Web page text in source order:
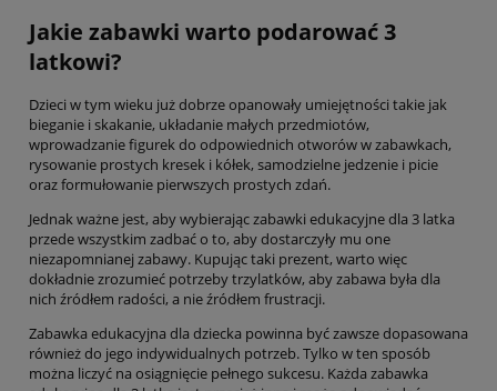
Jakie zabawki warto podarować 3
latkowi?
Dzieci w tym wieku już dobrze opanowały umiejętności takie jak
bieganie i skakanie, układanie małych przedmiotów,
wprowadzanie figurek do odpowiednich otworów w zabawkach,
rysowanie prostych kresek i kółek, samodzielne jedzenie i picie
oraz formułowanie pierwszych prostych zdań.
Jednak ważne jest, aby wybierając zabawki edukacyjne dla 3 latka
przede wszystkim zadbać o to, aby dostarczyły mu one
niezapomnianej zabawy. Kupując taki prezent, warto więc
dokładnie zrozumieć potrzeby trzylatków, aby zabawa była dla
nich źródłem radości, a nie źródłem frustracji.
Zabawka edukacyjna dla dziecka powinna być zawsze dopasowana
również do jego indywidualnych potrzeb. Tylko w ten sposób
można liczyć na osiągnięcie pełnego sukcesu. Każda zabawka